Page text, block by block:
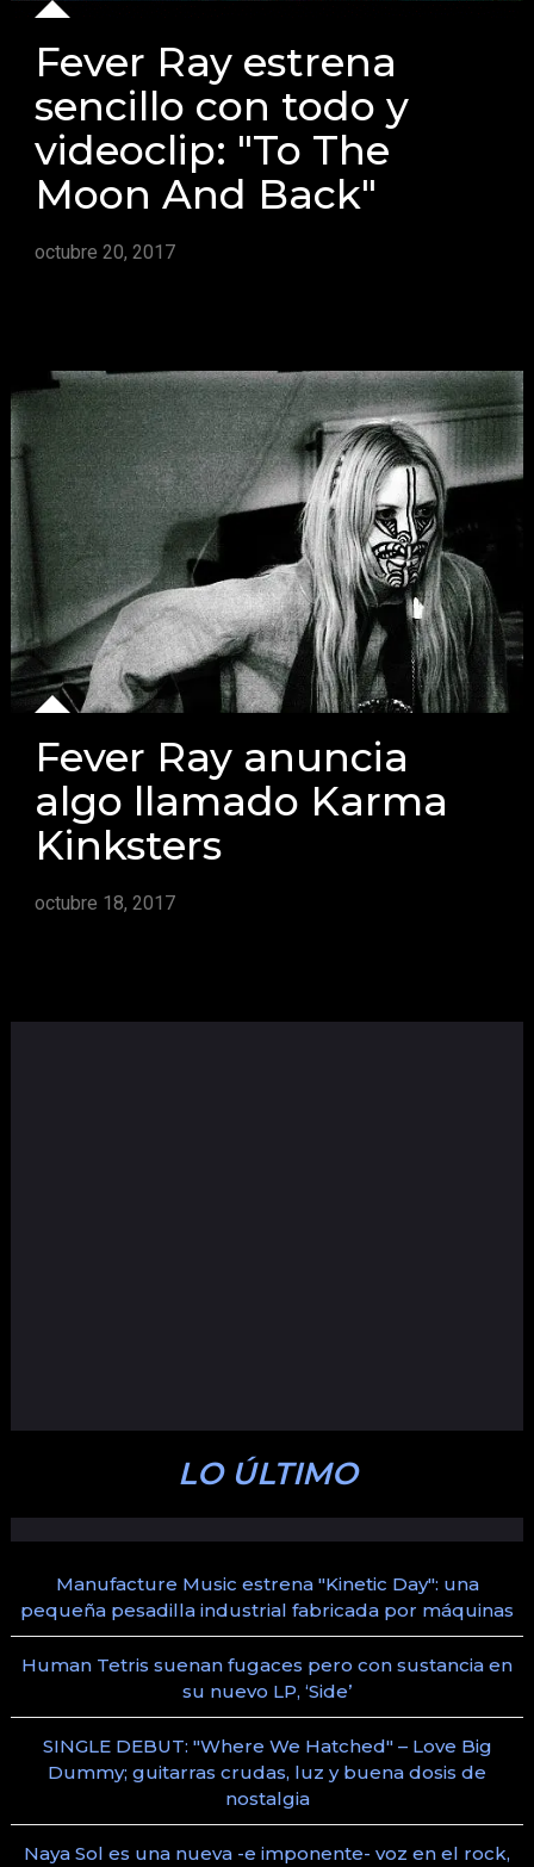
Fever Ray estrena
sencillo con todo y
videoclip: "To The
Moon And Back"
octubre 20, 2017
Fever Ray anuncia
algo llamado Karma
Kinksters
octubre 18, 2017
LO ÚLTIMO
Manufacture Music estrena "Kinetic Day": una
pequeña pesadilla industrial fabricada por máquinas
Human Tetris suenan fugaces pero con sustancia en
su nuevo LP, ‘Side’
SINGLE DEBUT: "Where We Hatched" – Love Big
Dummy; guitarras crudas, luz y buena dosis de
nostalgia
Naya Sol es una nueva -e imponente- voz en el rock,